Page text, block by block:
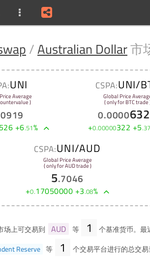
/Australian Dollar市
UNI
Average
)
0919
+6.51%
CSPA:UNI/
Global Price
( only for BTC trade
0.0000
+0.00000322 +5.
CSPA:UNI/AUD
Global Price Average
( only for AUD trade )
5.7046
+0.17050000 +3.08%
场上可交易到 AUD 等 1
个基准货币。
Reserve 等 1 个交易平台进行的总交